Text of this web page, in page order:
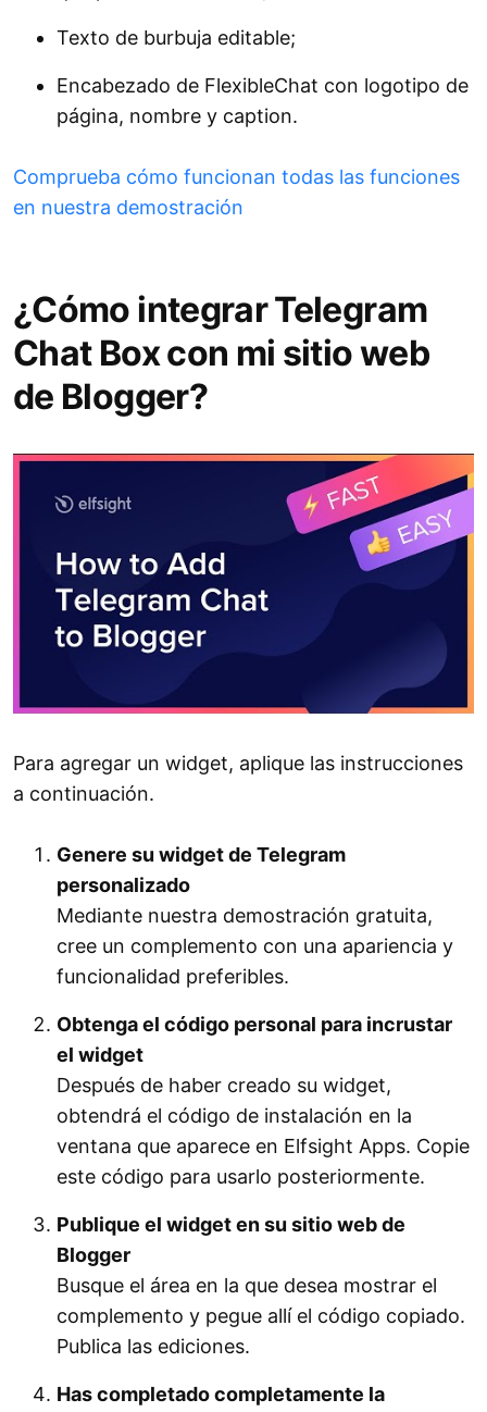
Texto de burbuja editable;
Encabezado de FlexibleChat con logotipo de
página, nombre y caption.
Comprueba cómo funcionan todas las funciones
en nuestra demostración
¿Cómo integrar Telegram
Chat Box con mi sitio web
de Blogger?
Para agregar un widget, aplique las instrucciones
a continuación.
Genere su widget de Telegram
personalizado
Mediante nuestra demostración gratuita,
cree un complemento con una apariencia y
funcionalidad preferibles.
Obtenga el código personal para incrustar
el widget
Después de haber creado su widget,
obtendrá el código de instalación en la
ventana que aparece en Elfsight Apps. Copie
este código para usarlo posteriormente.
Publique el widget en su sitio web de
Blogger
Busque el área en la que desea mostrar el
complemento y pegue allí el código copiado.
Publica las ediciones.
Has completado completamente la